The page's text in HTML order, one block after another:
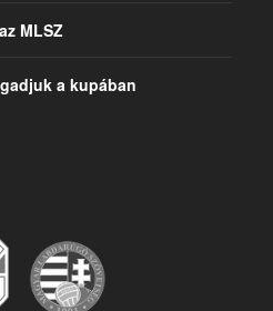
MLSZ
a kupában